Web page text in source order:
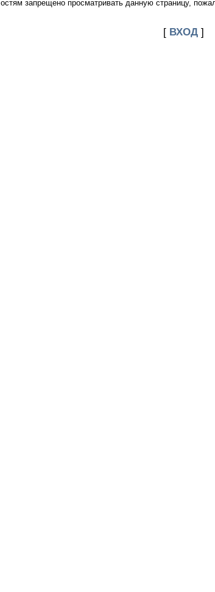
Гостям запрещено просматривать данную страницу,
[ ВХОД]